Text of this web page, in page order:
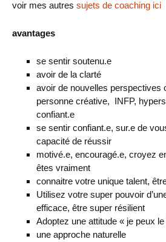
voir mes autres sujets de coaching ici
avantages
se sentir soutenu.e
avoir de la clarté
avoir de nouvelles perspectives
personne créative, INFP,
confiant.e
se sentir confiant.e, sur.e de
capacité de réussir
motivé.e, encouragé.e, croyez
êtes vraiment
connaitre votre unique talent,
Utilisez votre super pouvoir
efficace, être super résilient
Adoptez une attitude « je peux
une approche naturelle